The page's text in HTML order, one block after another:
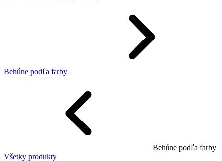
Behúne podľa farby
Behúne podľa farby
Všetky produkty